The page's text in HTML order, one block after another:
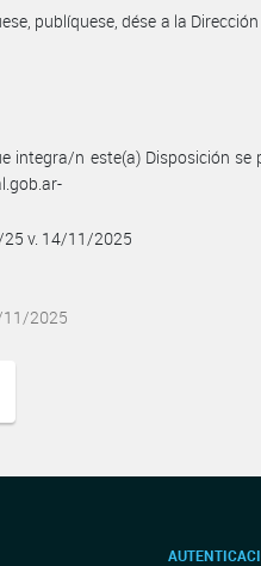
publíquese, dése a la
integra/n este(a) Disposición se
v. 14/11/2025
11/2025